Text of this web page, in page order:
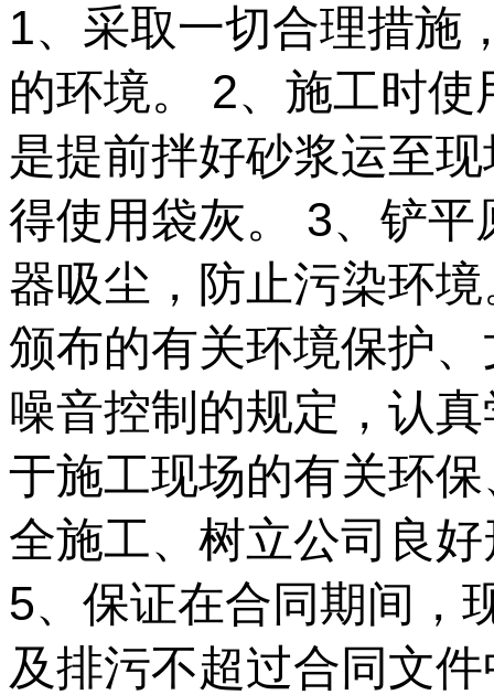
1、采取一切合理措施
的环境。 2、施工时
是提前拌好砂浆运至
得使用袋灰。 3、铲
器吸尘，防止污染环
颁布的有关环境保护
噪音控制的规定，认
于施工现场的有关环
全施工、树立公司良
5、保证在合同期间，
及排污不超过合同文